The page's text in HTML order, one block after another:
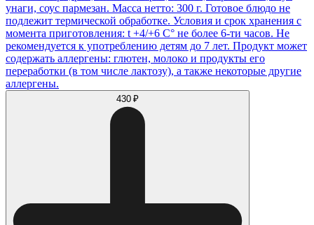
унаги, соус пармезан. Масса нетто: 300 г. Готовое блюдо не
подлежит термической обработке. Условия и срок хранения с
момента приготовления: t +4/+6 С° не более 6-ти часов. Не
рекомендуется к употреблению детям до 7 лет. Продукт может
содержать аллергены: глютен, молоко и продукты его
переработки (в том числе лактозу), а также некоторые другие
аллергены.
430 ₽